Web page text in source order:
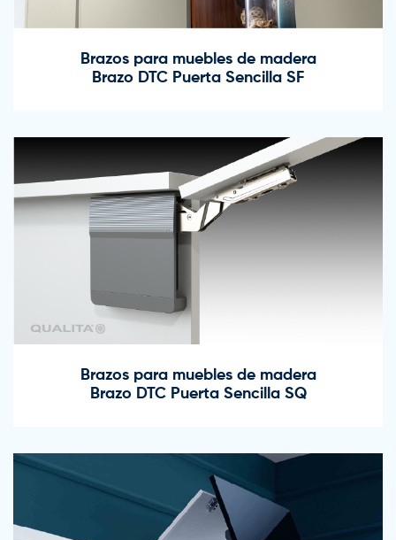
Brazos para muebles de madera
Brazo DTC Puerta Sencilla SF
Brazos para muebles de madera
Brazo DTC Puerta Sencilla SQ